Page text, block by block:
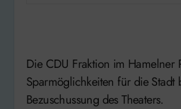
Die CDU Fraktion im Hamelner
Sparmöglichkeiten für die Stadt
Bezuschussung des Theaters.